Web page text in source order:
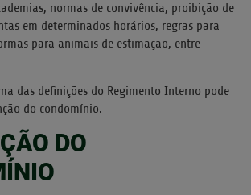
normas de convivência, proibição de
em determinados horários, regras para
para animais de estimação, entre
das definições do Regimento Interno pode
do condomínio.
DO